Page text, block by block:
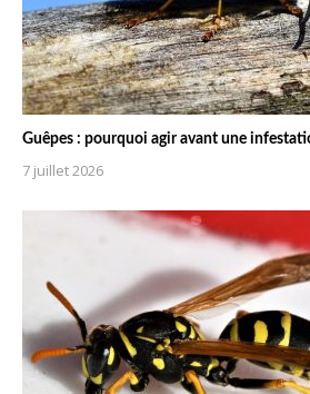
Guêpes : pourquoi agir avant une
7 juillet 2026